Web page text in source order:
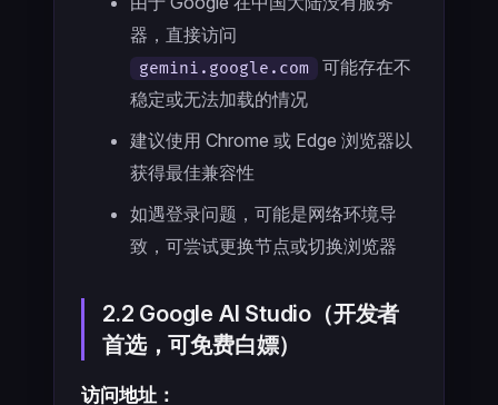
器，直接访问
gemini.google.com
可能存在不
稳定或无法加载的情况
建议使用 Chrome 或 Edge 浏览器以
获得最佳兼容性
如遇登录问题，可能是网络环境导
致，可尝试更换节点或切换浏览器
2.2 Google AI Studio（开发者
首选，可免费白嫖）
访问地址：